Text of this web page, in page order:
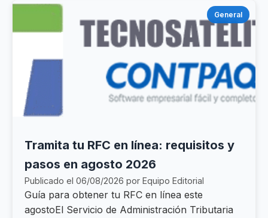
General
Tramita tu RFC en línea: requisitos y
pasos en agosto 2026
Publicado el 06/08/2026 por Equipo Editorial
Guía para obtener tu RFC en línea este
agostoEl Servicio de Administración Tributaria